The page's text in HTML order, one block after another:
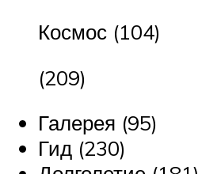
Космос (104)
(209)
Галерея (95)
Гид (230)